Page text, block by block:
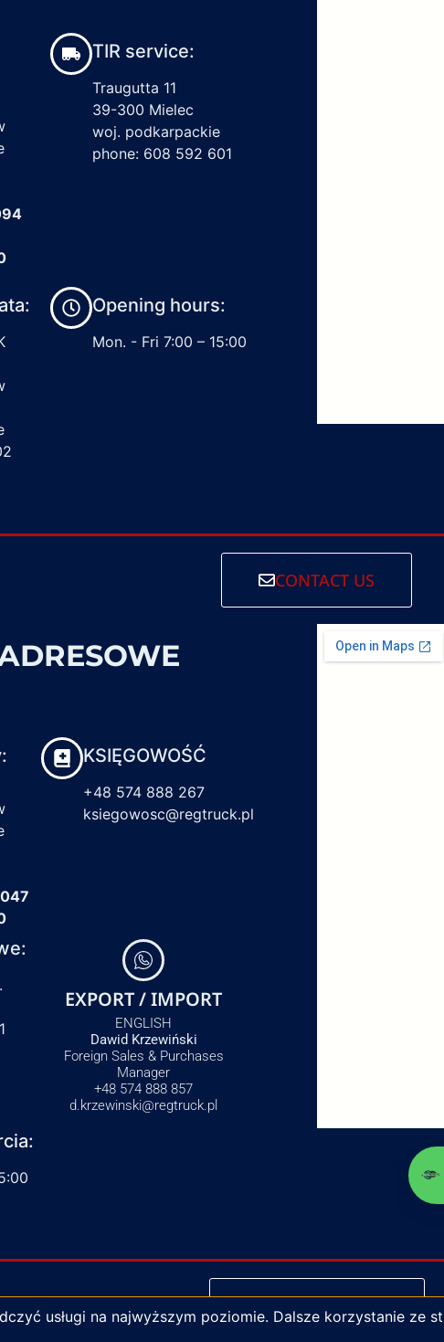
TIR service:
Traugutta 11
39-300 Mielec
woj. podkarpackie
phone: 608 592 601
Opening hours:
Mon. - Fri 7:00 – 15:00
CONTACT US
KSIĘGOWOŚĆ
+48 574 888 267
ksiegowosc@regtruck.pl
EXPORT / IMPORT
ENGLISH
Dawid Krzewiński
Foreign Sales & Purchases
Manager
+48 574 888 857
d.krzewinski@regtruck.pl
NAPISZ DO NAS
usługi na najwyższym poziomie. Dalsze korzystanie ze